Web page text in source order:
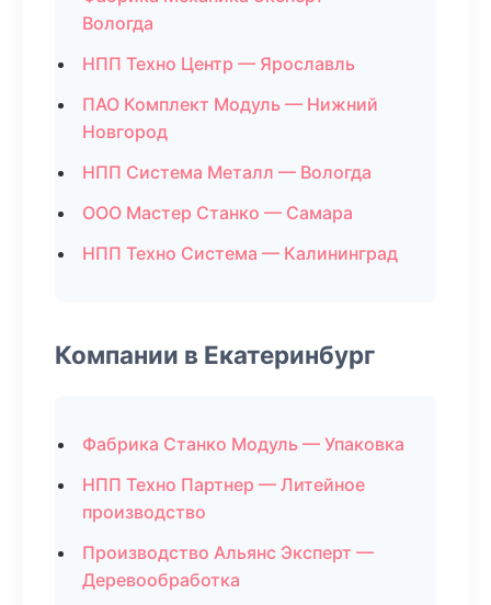
Вологда
НПП Техно Центр — Ярославль
ПАО Комплект Модуль — Нижний
Новгород
НПП Система Металл — Вологда
ООО Мастер Станко — Самара
НПП Техно Система — Калининград
Компании в Екатеринбург
Фабрика Станко Модуль — Упаковка
НПП Техно Партнер — Литейное
производство
Производство Альянс Эксперт —
Деревообработка